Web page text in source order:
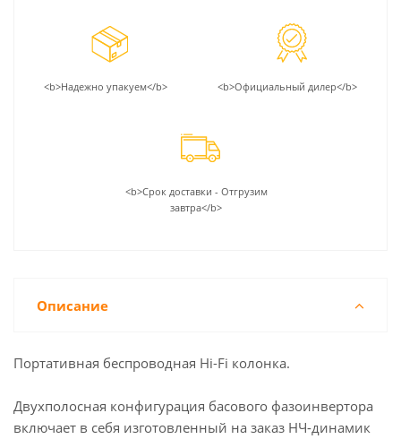
<b>Надежно упакуем</b> <b>Официальный дилер</b>
<b>Срок доставки - Отгрузим
завтра</b>
Описание
Портативная беспроводная Hi-Fi колонка.
Двухполосная конфигурация басового фазоинвертора
включает в себя изготовленный на заказ НЧ-динамик